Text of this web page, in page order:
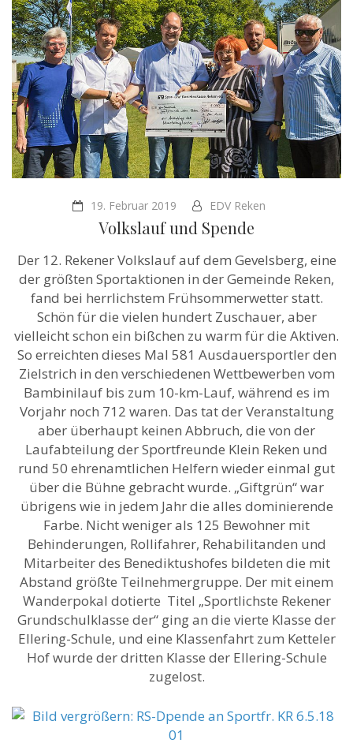
19. Februar 2019 EDV Reken
Volkslauf und Spende
Der 12. Rekener Volkslauf auf dem Gevelsberg, eine
der größten Sportaktionen in der Gemeinde Reken,
fand bei herrlichstem Frühsommerwetter statt.
Schön für die vielen hundert Zuschauer, aber
vielleicht schon ein bißchen zu warm für die Aktiven.
So erreichten dieses Mal 581 Ausdauersportler den
Zielstrich in den verschiedenen Wettbewerben vom
Bambinilauf bis zum 10-km-Lauf, während es im
Vorjahr noch 712 waren. Das tat der Veranstaltung
aber überhaupt keinen Abbruch, die von der
Laufabteilung der Sportfreunde Klein Reken und
rund 50 ehrenamtlichen Helfern wieder einmal gut
über die Bühne gebracht wurde. „Giftgrün“ war
übrigens wie in jedem Jahr die alles dominierende
Farbe. Nicht weniger als 125 Bewohner mit
Behinderungen, Rollifahrer, Rehabilitanden und
Mitarbeiter des Benediktushofes bildeten die mit
Abstand größte Teilnehmergruppe. Der mit einem
Wanderpokal dotierte Titel „Sportlichste Rekener
Grundschulklasse der“ ging an die vierte Klasse der
Ellering-Schule, und eine Klassenfahrt zum Ketteler
Hof wurde der dritten Klasse der Ellering-Schule
zugelost.